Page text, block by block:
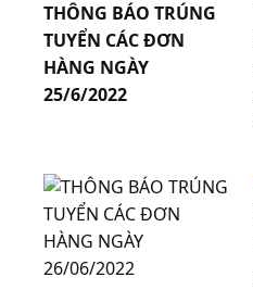
THÔNG BÁO TRÚNG
TUYỂN CÁC ĐƠN
HÀNG NGÀY
25/6/2022